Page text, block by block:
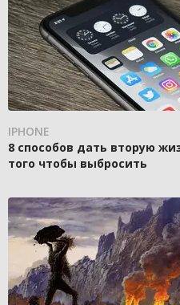
IPHONE
8 способов дать вторую
того чтобы выбросить